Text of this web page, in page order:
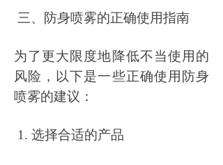
三、防身喷雾的正确使用指南
为了更大限度地降低不当使用的
风险，以下是一些正确使用防身
喷雾的建议：
1. 选择合适的产品